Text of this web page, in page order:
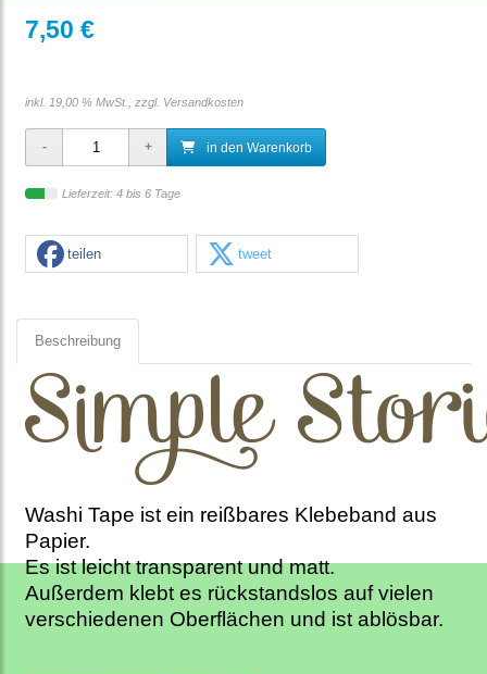
7,50 €
inkl. 19,00 % MwSt., zzgl. Versandkosten
in den Warenkorb
Lieferzeit: 4 bis 6 Tage
teilen tweet
Beschreibung
Washi Tape ist ein reißbares Klebeband aus
Papier.
Es ist leicht transparent und matt.
Außerdem klebt es rückstandslos auf vielen
verschiedenen Oberflächen und ist ablösbar.